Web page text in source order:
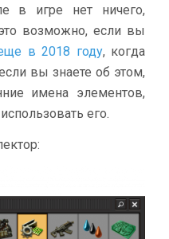
в игре нет ничего,
возможно, если вы
в 2018 году, когда
вы знаете об этом,
имена элементов,
его.